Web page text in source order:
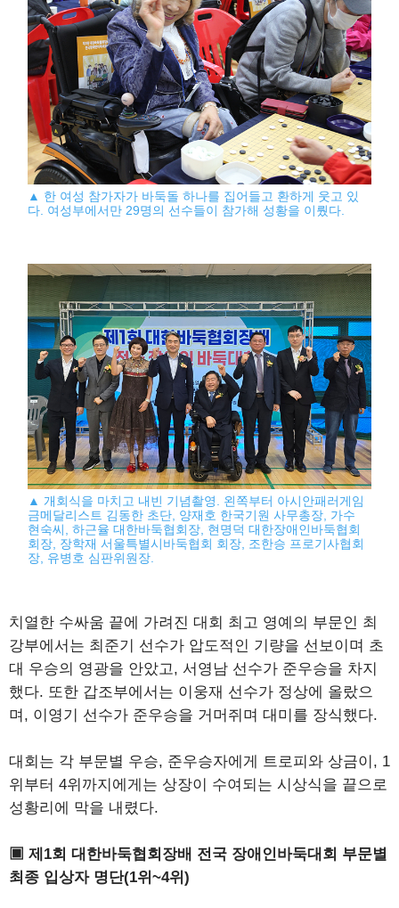
▲ 한 여성 참가자가 바둑돌 하나를 집어들고 환하게 웃고 있
다. 여성부에서만 29명의 선수들이 참가해 성황을 이뤘다.
▲ 개회식을 마치고 내빈 기념촬영. 왼쪽부터 아시안패러게임
금메달리스트 김동한 초단, 양재호 한국기원 사무총장, 가수
현숙씨, 하근율 대한바둑협회장, 현명덕 대한장애인바둑협회
회장, 장학재 서울특별시바둑협회 회장, 조한승 프로기사협회
장, 유병호 심판위원장.
치열한 수싸움 끝에 가려진 대회 최고 영예의 부문인 최
강부에서는 최준기 선수가 압도적인 기량을 선보이며 초
대 우승의 영광을 안았고, 서영남 선수가 준우승을 차지
했다. 또한 갑조부에서는 이웅재 선수가 정상에 올랐으
며, 이영기 선수가 준우승을 거머쥐며 대미를 장식했다.
대회는 각 부문별 우승, 준우승자에게 트로피와 상금이, 1
위부터 4위까지에게는 상장이 수여되는 시상식을 끝으로
성황리에 막을 내렸다.
▣ 제1회 대한바둑협회장배 전국 장애인바둑대회 부문별
최종 입상자 명단(1위~4위)